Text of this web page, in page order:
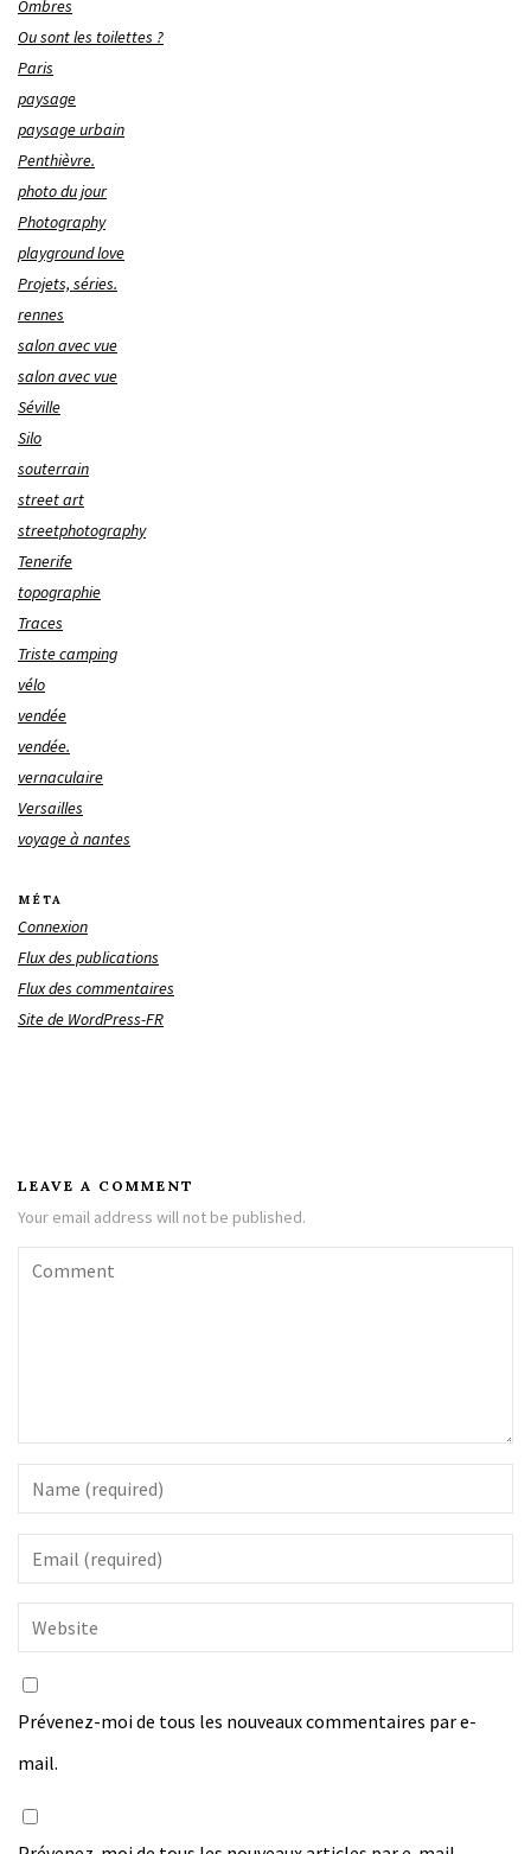
Ombres
Ou sont les toilettes ?
Paris
paysage
paysage urbain
Penthièvre.
photo du jour
Photography
playground love
Projets, séries.
rennes
salon avec vue
salon avec vue
Séville
Silo
souterrain
street art
streetphotography
Tenerife
topographie
Traces
Triste camping
vélo
vendée
vendée.
vernaculaire
Versailles
voyage à nantes
MÉTA
Connexion
Flux des publications
Flux des commentaires
Site de WordPress-FR
LEAVE A COMMENT
Your email address will not be published.
Prévenez-moi de tous les nouveaux commentaires par e-
mail.